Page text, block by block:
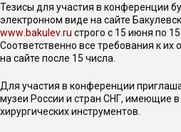
Тезисы для участия в конференции
электронном виде на сайте
www bakulevru строго с 15 июня по 15
Соответственно все требования к
на сайте после 15 числа.
Для участия в конференции
музеи России и стран СНГ, имеющие в
хирургических инструментов.